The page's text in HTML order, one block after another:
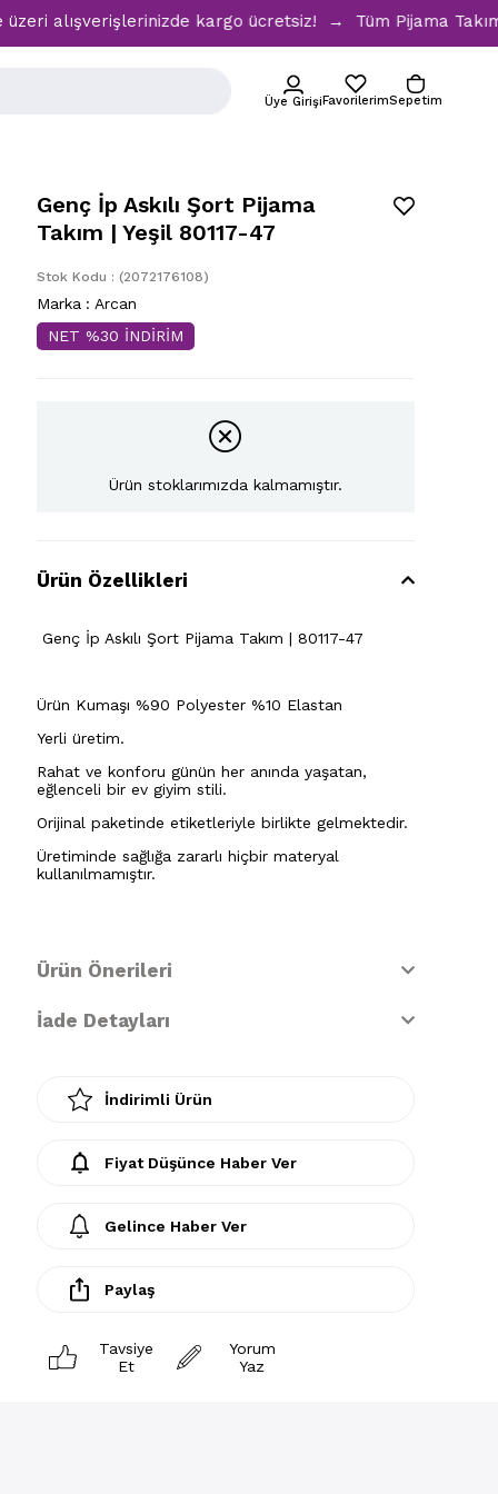
kargo ücretsiz! → Tüm Pijama
Üye GirişiFavorilerimSepetim
Genç İp Askılı Şort Pijama
Takım | Yeşil 80117-47
Stok Kodu (2072176108)
Marka : Arcan
NET %30 İNDİRİM
Ürün stoklarımızda kalmamıştır.
Ürün Özellikleri
Genç İp Askılı Şort Pijama Takım | 80117-47
Ürün Kumaşı %90 Polyester %10 Elastan
Yerli üretim.
Rahat ve konforu günün her anında yaşatan,
eğlenceli bir ev giyim stili.
Orijinal paketinde etiketleriyle birlikte gelmektedir.
Üretiminde sağlığa zararlı hiçbir materyal
kullanılmamıştır.
Ürün Önerileri
İade Detayları
İndirimli Ürün
Fiyat Düşünce Haber Ver
Gelince Haber Ver
Paylaş
Tavsiye
Et
Yorum
Yaz